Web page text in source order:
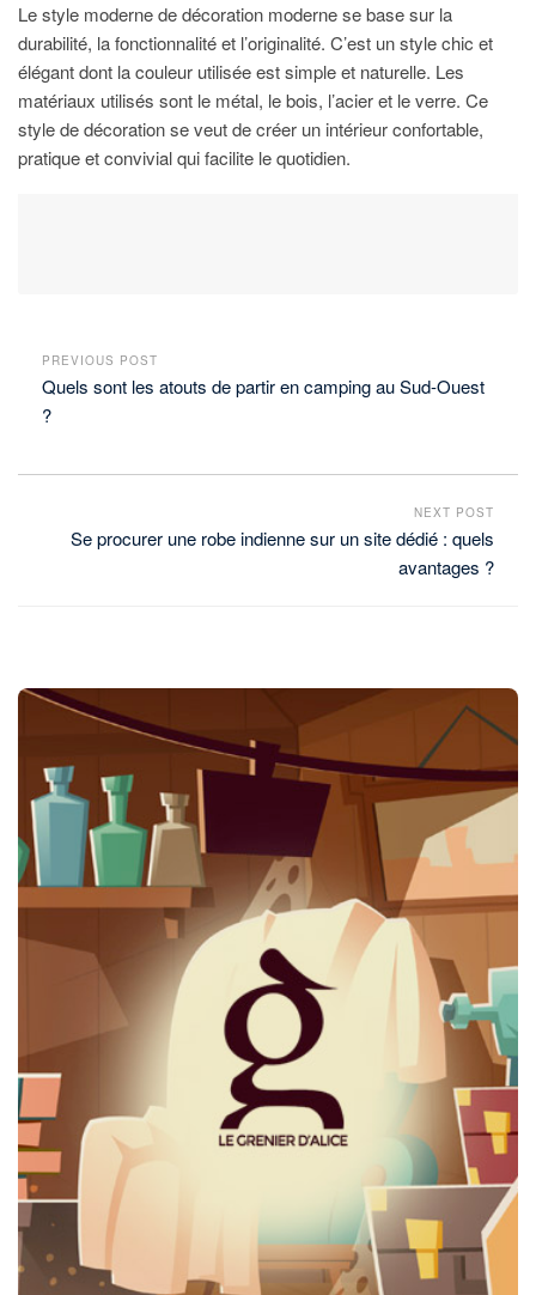
Le style moderne de décoration moderne se base sur la
durabilité, la fonctionnalité et l’originalité. C’est un style chic et
élégant dont la couleur utilisée est simple et naturelle. Les
matériaux utilisés sont le métal, le bois, l’acier et le verre. Ce
style de décoration se veut de créer un intérieur confortable,
pratique et convivial qui facilite le quotidien.
PREVIOUS POST
Quels sont les atouts de partir en camping au Sud-Ouest
?
NEXT POST
Se procurer une robe indienne sur un site dédié : quels
avantages ?